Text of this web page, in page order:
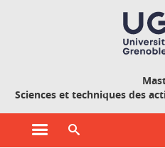
Sciences et techniques des
Ouvrir le menu principal